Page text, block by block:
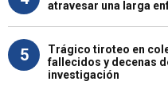
atravesar una larga
5
Trágico tiroteo en
fallecidos y decenas
investigación